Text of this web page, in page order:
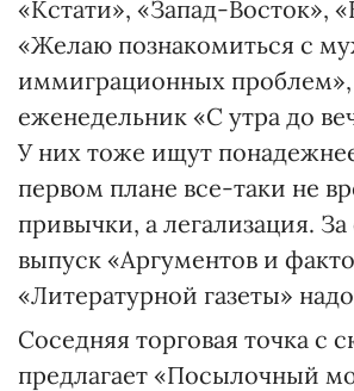
«Кстати», «Запад-Восток»,
«Желаю познакомиться с
иммиграционных
еженедельник «С утра до
У них тоже ищут
первом плане все-таки не
привычки, а легализация.
выпуск «Аргументов и
«Литературной газеты»
Соседняя торговая точка с
предлагает «Посылочный